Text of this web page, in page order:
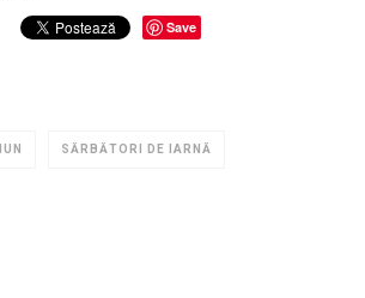
Save
SĂRBĂTORI DE IARNĂ